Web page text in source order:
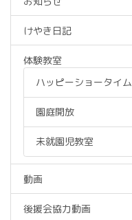
けやき日記
体験教室
ハッピーショータイム
園庭開放
未就園児教室
動画
後援会協力動画